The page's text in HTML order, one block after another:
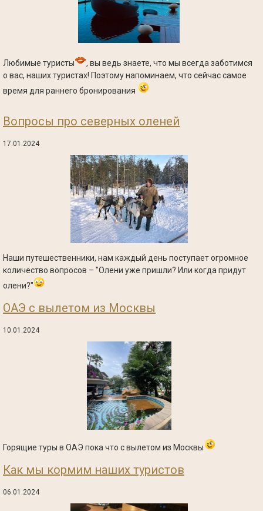
Любимые туристы
, вы ведь знаете, что мы всегда заботимся
о вас, наших туристах! Поэтому напоминаем, что сейчас самое
время для раннего бронирования
Вопросы про северных оленей
17.01.2024
Наши путешественники, нам каждый день поступает огромное
количество вопросов – "Олени уже пришли? Или когда придут
олени?"
ОАЭ с вылетом из Москвы
10.01.2024
Горящие туры в ОАЭ пока что с вылетом из Москвы
Как мы кормим наших туристов
06.01.2024